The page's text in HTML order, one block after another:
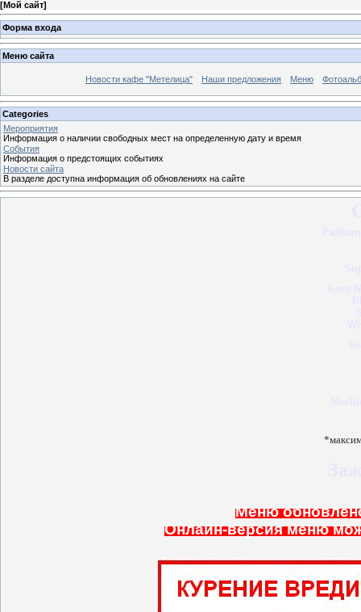
[Мой сайт]
Форма входа
Меню сайта
Новости кафе "Метелица" Наши предложения Меню
Categories
Мероприятия
Информация о наличии свободных мест на определенную дату и время
События
Информация о предстоящих событиях
Новости сайта
В разделе доступна информация об обновлениях на сайте
Меню
Онлайн-версия меню